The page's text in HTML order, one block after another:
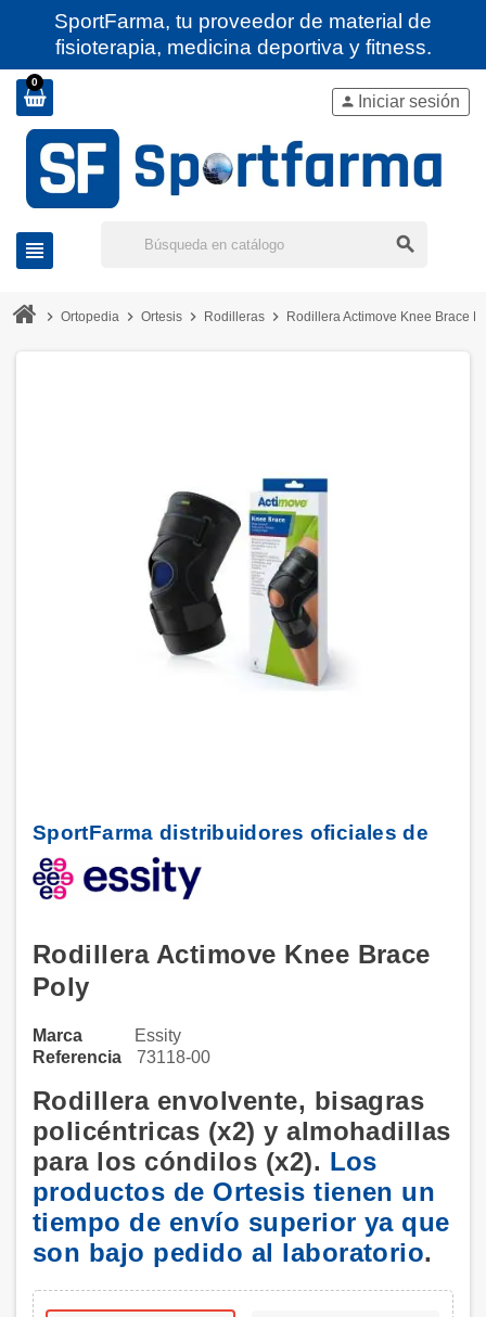
SportFarma, tu proveedor de material de
fisioterapia, medicina deportiva y fitness.
0
view_headline search
person Iniciar sesión
chevron_right Ortopedia chevron_right Ortesis chevron_right Rodilleras chevron_right Rodillera Actimove Knee Brace
SportFarma distribuidores oficiales de
Rodillera Actimove Knee Brace
Poly
Marca
Essity
Referencia
73118-00
Rodillera envolvente, bisagras
policéntricas (x2) y almohadillas
para los cóndilos (x2). Los
productos de Ortesis tienen un
tiempo de envío superior ya que
son bajo pedido al laboratorio.